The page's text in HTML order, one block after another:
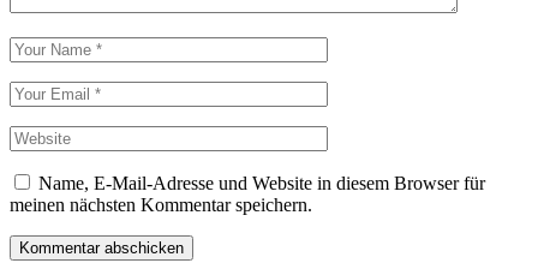
Name, E-Mail-Adresse und Website in diesem Browser für
meinen nächsten Kommentar speichern.
Kommentar abschicken